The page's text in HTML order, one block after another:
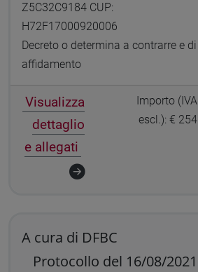
Z5C32C9184 CUP:
H72F17000920006
Decreto o determina a contrarre e di
affidamento
Visualizza
dettaglio
e allegati
Importo (IVA
escl.): € 254
A cura di DFBC
Protocollo del 16/08/2021